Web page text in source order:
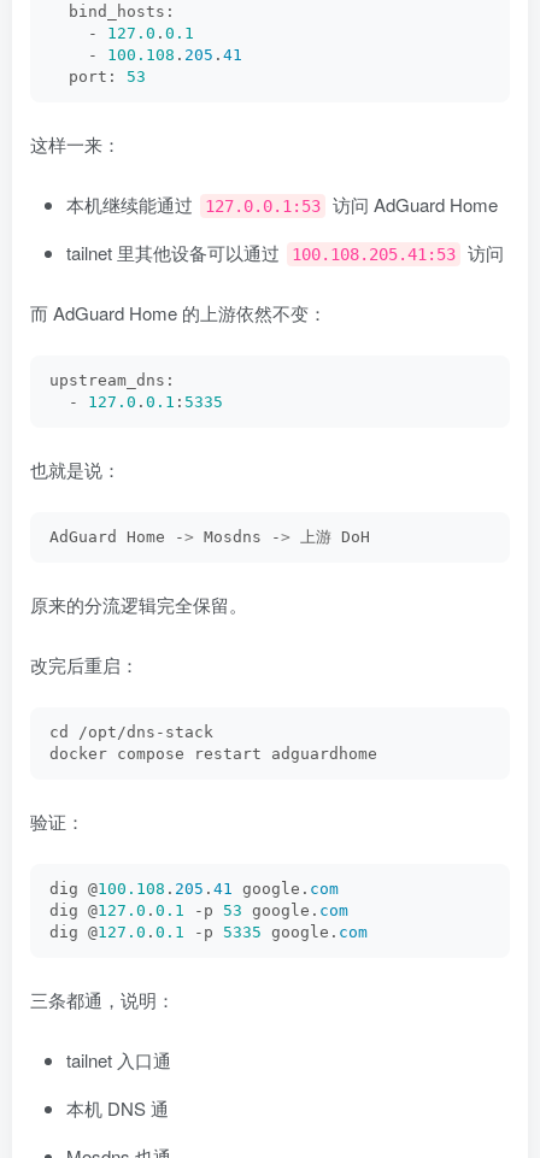
  bind_hosts:
    -
127.0 . 0.1
    -
100.108 . 205 . 41
  port:
53
这样一来：
本机继续能通过 127.0.0.1:53
访问 AdGuard Home
tailnet 里其他设备可以通过
100.108.205.41:53 访问
而 AdGuard Home 的上游依然不变：
upstream_dns:
  -
127.0 . 0.1 : 5335
也就是说：
AdGuard Home -> Mosdns -> 上游 DoH
原来的分流逻辑完全保留。
改完后重启：
cd /opt/dns-stack
docker compose restart adguardhome
验证：
dig @100.108 . 205 . 41 google. com
dig @127.0 . 0.1 -p 53 google. com
dig @127.0 . 0.1 -p 5335 google. com
三条都通，说明：
tailnet 入口通
本机 DNS 通